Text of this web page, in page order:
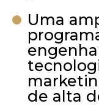
Uma
de alta